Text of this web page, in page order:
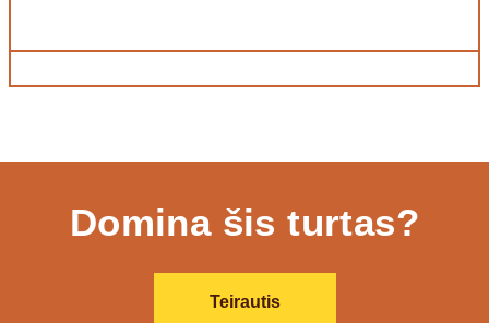
Domina šis turtas?
Teirautis